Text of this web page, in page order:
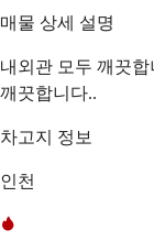
매물 상세 설명
내외관 모두 깨끗
깨끗합니다..
차고지 정보
인천